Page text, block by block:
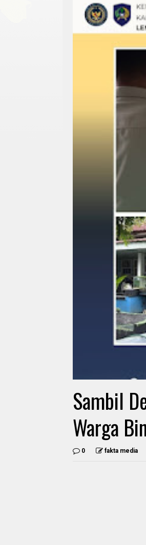
Sambil
Warga
0 fakta media